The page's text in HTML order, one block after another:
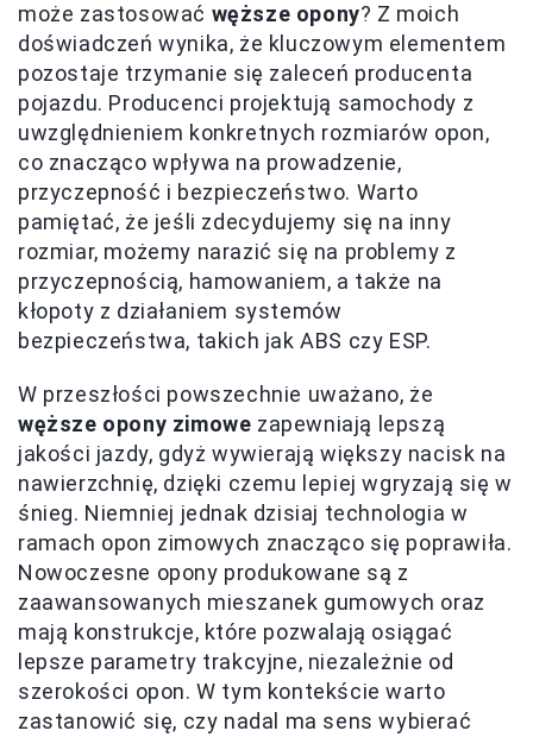
może zastosować węższe opony? Z moich
doświadczeń wynika, że kluczowym elementem
pozostaje trzymanie się zaleceń producenta
pojazdu. Producenci projektują samochody z
uwzględnieniem konkretnych rozmiarów opon,
co znacząco wpływa na prowadzenie,
przyczepność i bezpieczeństwo. Warto
pamiętać, że jeśli zdecydujemy się na inny
rozmiar, możemy narazić się na problemy z
przyczepnością, hamowaniem, a także na
kłopoty z działaniem systemów
bezpieczeństwa, takich jak ABS czy ESP.
W przeszłości powszechnie uważano, że
węższe opony zimowe zapewniają lepszą
jakości jazdy, gdyż wywierają większy nacisk na
nawierzchnię, dzięki czemu lepiej wgryzają się w
śnieg. Niemniej jednak dzisiaj technologia w
ramach opon zimowych znacząco się poprawiła.
Nowoczesne opony produkowane są z
zaawansowanych mieszanek gumowych oraz
mają konstrukcje, które pozwalają osiągać
lepsze parametry trakcyjne, niezależnie od
szerokości opon. W tym kontekście warto
zastanowić się, czy nadal ma sens wybierać